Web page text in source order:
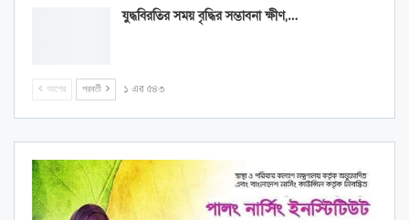
যুদ্ধবিরতির সময় বৃদ্ধির সম্ভাবনা ক্ষীণ,…
আগের পরবর্তী ১ এর ৫৪৩